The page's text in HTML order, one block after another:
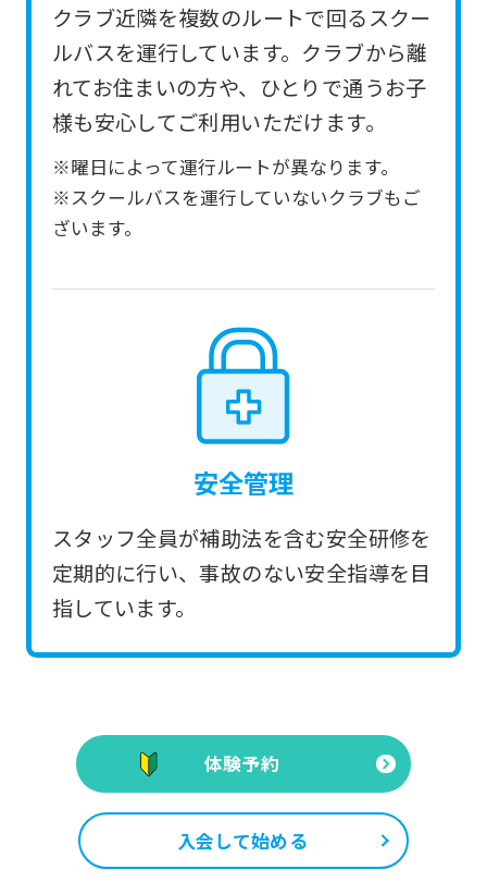
クラブ近隣を複数のルートで回るスクー
ルバスを運行しています。クラブから離
れてお住まいの方や、ひとりで通うお子
様も安心してご利用いただけます。
※曜日によって運行ルートが異なります。
※スクールバスを運行していないクラブもご
ざいます。
安全管理
スタッフ全員が補助法を含む安全研修を
定期的に行い、事故のない安全指導を目
指しています。
体験予約
入会して始める
Automatic